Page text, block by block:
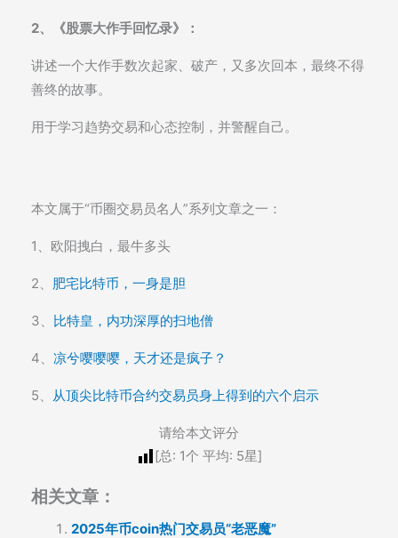
2、《股票大作手回忆录》：
讲述一个大作手数次起家、破产，又多次回本，最终不得
善终的故事。
用于学习趋势交易和心态控制，并警醒自己。
本文属于“币圈交易员名人”系列文章之一：
1、欧阳拽白，最牛多头
2、 肥宅比特币，一身是胆
3、 比特皇，内功深厚的扫地僧
4、 凉兮嘤嘤嘤，天才还是疯子？
5、 从顶尖比特币合约交易员身上得到的六个启示
请给本文评分
[总: 1个 平均: 5星]
相关文章：
2025年币coin热门交易员“老恶魔”